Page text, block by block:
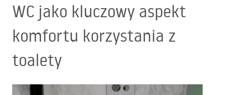
WC jako kluczowy aspekt
komfortu korzystania z
toalety